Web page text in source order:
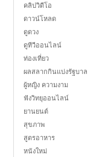
คลิปวิดีโอ
ดาวน์โหลด
ดูดวง
ดูทีวีออนไลน์
ท่องเที่ยว
ผลสลากกินแบ่งรัฐบาล
ผู้หญิง ความงาม
ฟังวิทยุออนไลน์
ยานยนต์
สุขภาพ
สูตรอาหาร
หนังใหม่